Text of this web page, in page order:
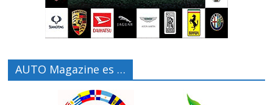
AUTO Magazine es …